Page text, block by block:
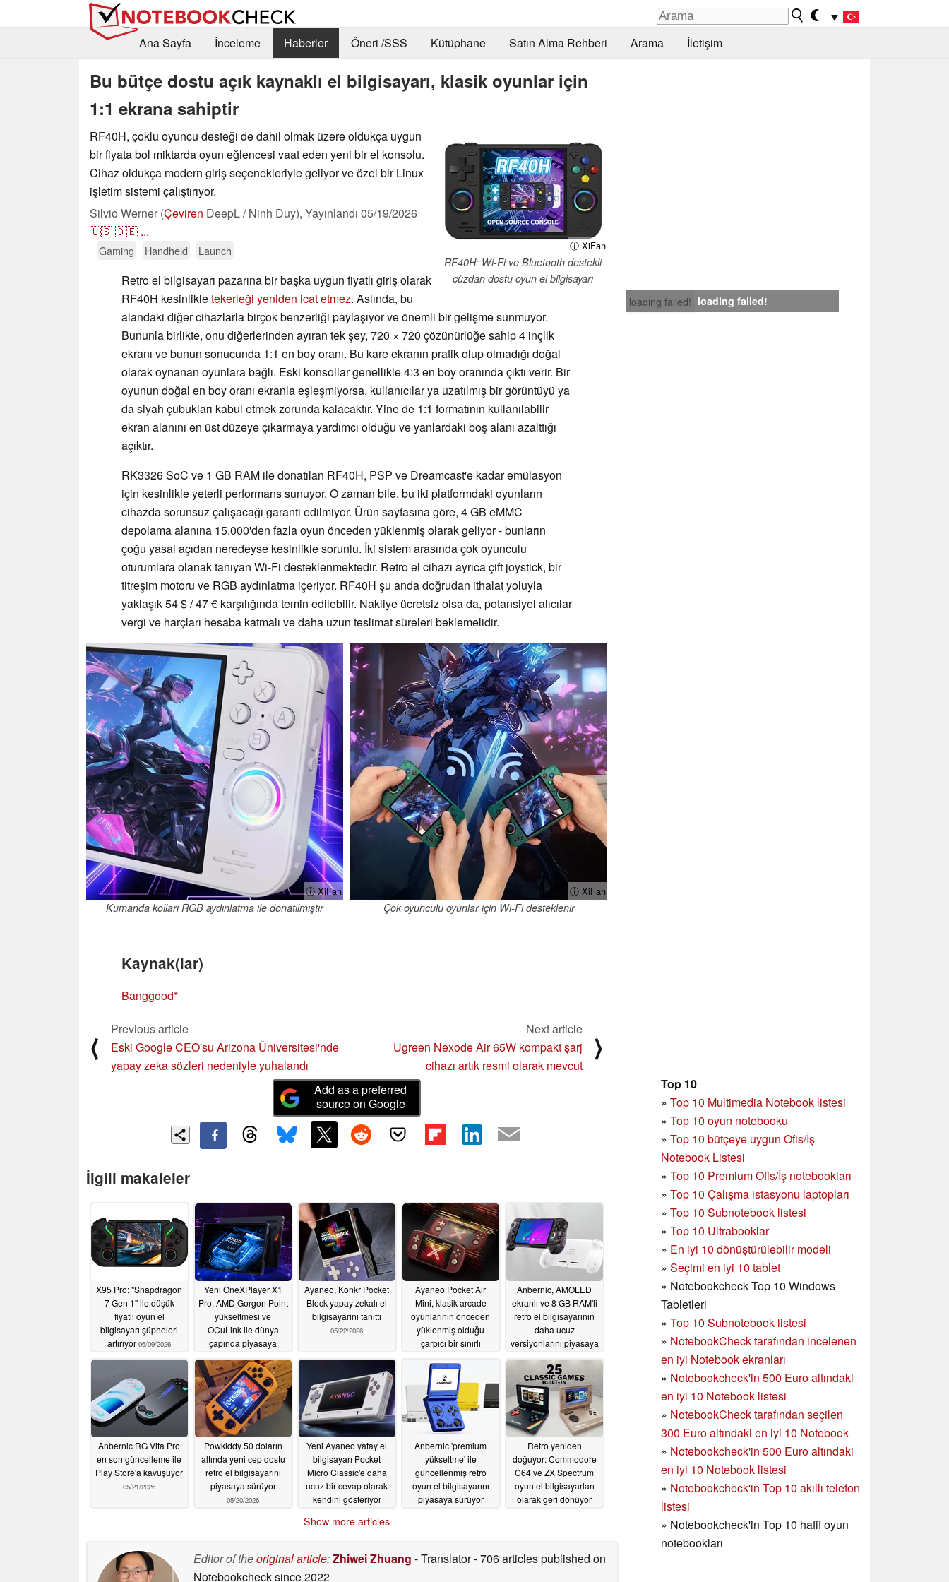
▼
Ana Sayfa
İnceleme Haberler Öneri /SSS Kütüphane Satın Alma Rehberi Arama İletişim
Bu bütçe dostu açık kaynaklı el bilgisayarı, klasik oyunlar için
1:1 ekrana sahiptir
ⓘ XiFan
RF40H: Wi-Fi ve Bluetooth destekli
cüzdan dostu oyun el bilgisayarı
RF40H, çoklu oyuncu desteği de dahil olmak üzere oldukça uygun
bir fiyata bol miktarda oyun eğlencesi vaat eden yeni bir el konsolu.
Cihaz oldukça modern giriş seçenekleriyle geliyor ve özel bir Linux
işletim sistemi çalıştırıyor.
Silvio Werner (Çeviren DeepL / Ninh Duy), Yayınlandı 05/19/2026
🇺🇸🇩🇪 ...
Gaming Handheld Launch
loading failed! loading failed!
Retro el bilgisayarı pazarına bir başka uygun fiyatlı giriş olarak
RF40H kesinlikletekerleği yeniden icat etmez. Aslında, bu
alandaki diğer cihazlarla birçok benzerliği paylaşıyor ve önemli bir gelişme sunmuyor.
Bununla birlikte, onu diğerlerinden ayıran tek şey, 720 × 720 çözünürlüğe sahip 4 inçlik
ekranı ve bunun sonucunda 1:1 en boy oranı. Bu kare ekranın pratik olup olmadığı doğal
olarak oynanan oyunlara bağlı. Eski konsollar genellikle 4:3 en boy oranında çıktı verir. Bir
oyunun doğal en boy oranı ekranla eşleşmiyorsa, kullanıcılar ya uzatılmış bir görüntüyü ya
da siyah çubukları kabul etmek zorunda kalacaktır. Yine de 1:1 formatının kullanılabilir
ekran alanını en üst düzeye çıkarmaya yardımcı olduğu ve yanlardaki boş alanı azalttığı
açıktır.
RK3326 SoC ve 1 GB RAM ile donatılan RF40H, PSP ve Dreamcast'e kadar emülasyon
için kesinlikle yeterli performans sunuyor. O zaman bile, bu iki platformdaki oyunların
cihazda sorunsuz çalışacağı garanti edilmiyor. Ürün sayfasına göre, 4 GB eMMC
depolama alanına 15.000'den fazla oyun önceden yüklenmiş olarak geliyor - bunların
çoğu yasal açıdan neredeyse kesinlikle sorunlu. İki sistem arasında çok oyunculu
oturumlara olanak tanıyan Wi-Fi desteklenmektedir. Retro el cihazı ayrıca çift joystick, bir
titreşim motoru ve RGB aydınlatma içeriyor. RF40H şu anda doğrudan ithalat yoluyla
yaklaşık 54 $ / 47 € karşılığında temin edilebilir. Nakliye ücretsiz olsa da, potansiyel alıcılar
vergi ve harçları hesaba katmalı ve daha uzun teslimat süreleri beklemelidir.
ⓘ XiFan
Kumanda kolları RGB aydınlatma ile donatılmıştır
ⓘ XiFan
Çok oyunculu oyunlar için Wi-Fi desteklenir
Kaynak(lar)
Banggood
⟨
Previous article
Eski Google CEO'su Arizona Üniversitesi'nde
yapay zeka sözleri nedeniyle yuhalandı
Next article
Ugreen Nexode Air 65W kompakt şarj
cihazı artık resmi olarak mevcut
⟩
Top 10
» Top 10 Multimedia Notebook listesi
» Top 10 oyun notebooku
» Top 10 bütçeye uygun Ofis/İş
Notebook Listesi
» Top 10 Premium Ofis/İş notebookları
» Top 10 Çalışma istasyonu laptopları
» Top 10 Subnotebook listesi
» Top 10 Ultrabooklar
» En iyi 10 dönüştürülebilir modeli
» Seçimi en iyi 10 tablet
» Notebookcheck Top 10 Windows
Tabletleri
» Top 10 Subnotebook listesi
» NotebookCheck tarafından incelenen
en iyi Notebook ekranları
» Notebookcheck'in 500 Euro altındaki
en iyi 10 Notebook listesi
» NotebookCheck tarafından seçilen
300 Euro altındaki en iyi 10 Notebook
» Notebookcheck'in 500 Euro altındaki
en iyi 10 Notebook listesi
» Notebookcheck'in Top 10 akıllı telefon
listesi
» Notebookcheck'in Top 10 hafif oyun
notebookları
Add as a preferred
source on Google
İlgili makaleler
X95 Pro: "Snapdragon
7 Gen 1" ile düşük
fiyatlı oyun el
bilgisayarı şüpheleri
artırıyor 06/09/2026
Yeni OneXPlayer X1
Pro, AMD Gorgon Point
yükseltmesi ve
OCuLink ile dünya
çapında piyasaya
05/22/2026
Ayaneo, Konkr Pocket
Block yapay zekalı el
bilgisayarını tanıttı
05/22/2026
Ayaneo Pocket Air
Mini, klasik arcade
oyunlarının önceden
yüklenmiş olduğu
çarpıcı bir sınırlı
05/22/2026
Anbernic, AMOLED
ekranlı ve 8 GB RAM'li
retro el bilgisayarının
daha ucuz
versiyonlarını piyasaya
05/21/2026
Anbernic RG Vita Pro
en son güncelleme ile
Play Store'a kavuşuyor
05/21/2026
Powkiddy 50 doların
altında yeni cep dostu
retro el bilgisayarını
piyasaya sürüyor
05/20/2026
Yeni Ayaneo yatay el
bilgisayarı Pocket
Micro Classic'e daha
ucuz bir cevap olarak
kendini gösteriyor
Anbernic 'premium
yükseltme' ile
güncellenmiş retro
oyun el bilgisayarını
piyasaya sürüyor
Retro yeniden
doğuyor: Commodore
C64 ve ZX Spectrum
oyun el bilgisayarları
olarak geri dönüyor
Show more articles
Editor of theoriginal article:Zhiwei Zhuang - Translator- 706 articles published on
Notebookchecksince 2022